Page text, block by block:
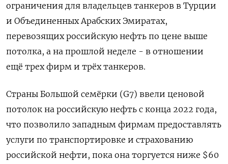
ограничения для владельцев танкеров в Турции
и Объединенных Арабских Эмиратах,
перевозящих российскую нефть по цене выше
потолка, а на прошлой неделе - в отношении
ещё трех фирм и трёх танкеров.
Страны Большой семёрки (G7) ввели ценовой
потолок на российскую нефть с конца 2022 года,
что позволило западным фирмам предоставлять
услуги по транспортировке и страхованию
российской нефти, пока она торгуется ниже $60